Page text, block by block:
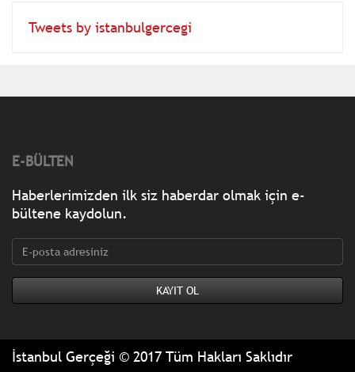
Tweets by istanbulgercegi
E-BÜLTEN
Haberlerimizden ilk siz haberdar olmak için e-
bültene kaydolun.
İstanbul Gerçeği © 2017 Tüm Hakları Saklıdır